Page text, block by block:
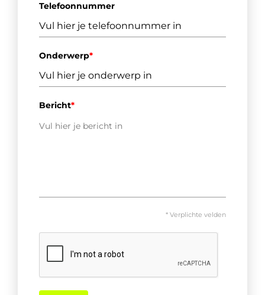
Telefoonnummer
Onderwerp*
Bericht*
* Verplichte velden